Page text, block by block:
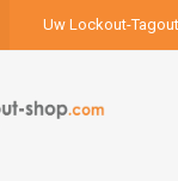
Uw Lockout-